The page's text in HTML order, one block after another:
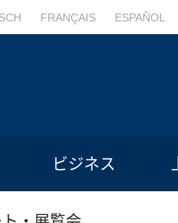
FRANÇAIS ESPAÑOL
ビジネス